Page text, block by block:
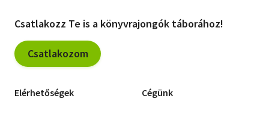
Csatlakozz Te is a könyvrajongók táborához!
Csatlakozom
Elérhetőségek Cégünk